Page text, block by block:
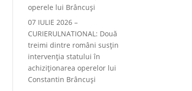
operele lui Brâncuși
07 IULIE 2026 –
CURIERULNATIONAL: Două
treimi dintre români susțin
intervenția statului în
achiziționarea operelor lui
Constantin Brâncuși